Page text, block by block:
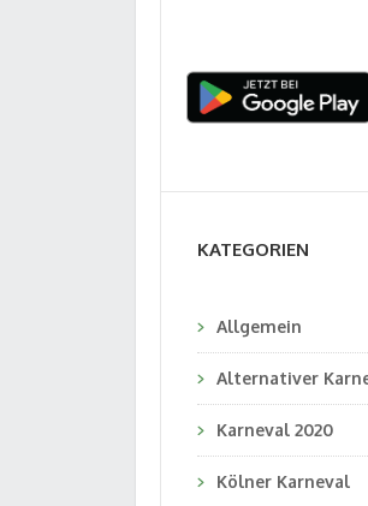
KATEGORIEN
Allgemein
Alternativer
Karneval 2020
Kölner Karneval